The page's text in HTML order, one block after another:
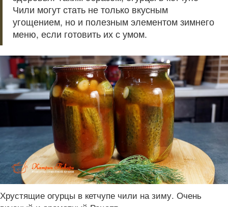
Чили могут стать не только вкусным
угощением, но и полезным элементом зимнего
меню, если готовить их с умом.
Хрустящие огурцы в кетчупе чили на зиму. Очень